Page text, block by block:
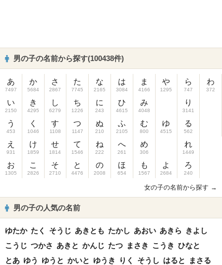
男の子の名前から探す(100438件)
あ
7497
い
2150
う
453
え
931
お
1305
か
5684
き
4295
く
1046
け
1859
こ
2826
さ
2867
し
6279
す
1108
せ
1814
そ
2710
た
7745
ち
1226
つ
1147
て
1546
と
4476
な
2165
に
243
ぬ
210
ね
222
の
2008
は
3084
ひ
4615
ふ
2105
へ
261
ほ
654
ま
4166
み
4048
む
800
め
306
も
1567
や
1295
ゆ
4515
よ
2684
ら
747
り
3141
る
562
れ
1449
ろ
240
わ
372
女の子の名前から探す →
男の子の人気の名前
ゆたか たく そうじ あきとも たかし あおい あきら きよし
こうじ つかさ あきと かんじ たつ まさき こうき ひなと
とあ ゆう ゆうと かいと ゆうき りく そうし はると まさる